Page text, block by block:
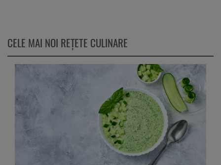
CELE MAI NOI REȚETE CULINARE